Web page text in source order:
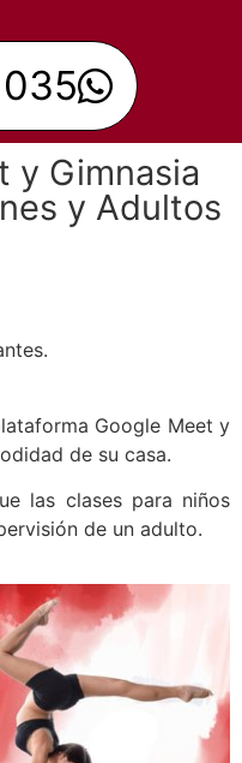
y Gimnasia
y Adultos
Google Meet y
de su casa.
las clases para niños
de un adulto.